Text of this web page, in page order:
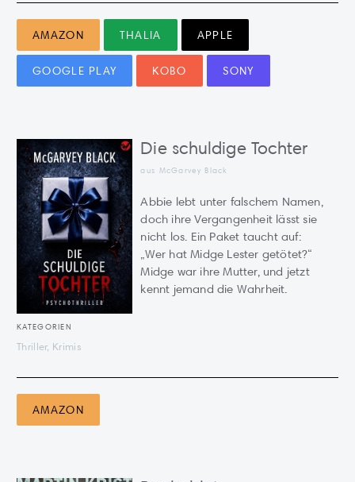
AMAZON THALIA APPLE
GOOGLE PLAY KOBO SONY
Die schuldige Tochter
aus McGarvey Black
Abbie lebt unter falschem Namen,
doch ihre Vergangenheit lässt sie
nicht los. Ein Paket taucht auf:
„Wer hat Midge Lester getötet?“
Midge war ihre Mutter, und jetzt
kennt jemand die Wahrheit.
KATEGORIEN
Thriller, Krimis
AMAZON